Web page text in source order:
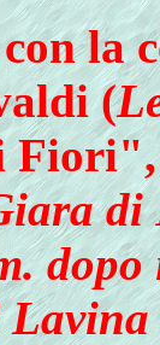
la
(
di